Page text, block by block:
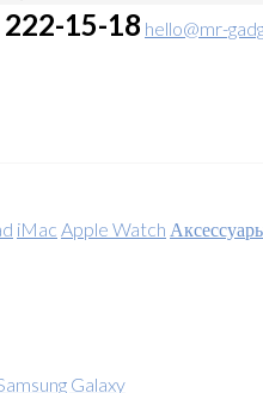
222-15-18 hello@mr-
iMac Apple Watch
Galaxy